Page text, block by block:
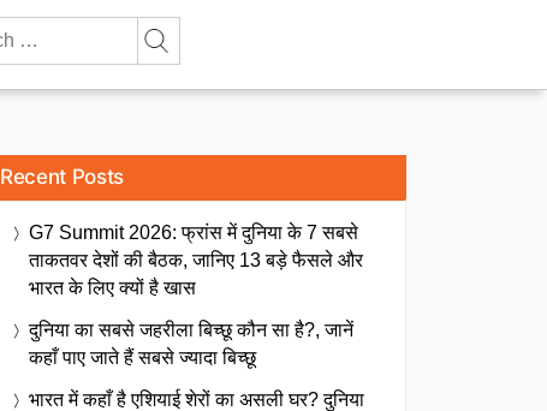
Recent Posts
G7 Summit 2026: फ्रांस में दुनिया के 7 सबसे
ताकतवर देशों की बैठक, जानिए 13 बड़े फैसले और
भारत के लिए क्यों है खास
दुनिया का सबसे जहरीला बिच्छू कौन सा है?, जानें
कहाँ पाए जाते हैं सबसे ज्यादा बिच्छू
भारत में कहाँ है एशियाई शेरों का असली घर? दुनिया